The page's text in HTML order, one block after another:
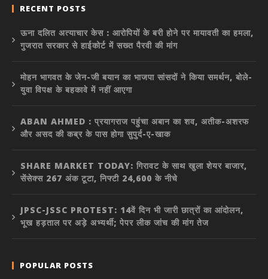
RECENT POSTS
ऊना दलित अत्याचार केस : आरोपियों के बरी होने पर मायावती का हमला,
गुजरात सरकार से हाईकोर्ट में सख्त पैरवी की मांग
मोहन भागवत के जेन-जी बयान का भाजपा सांसदों ने किया समर्थन, बोले-
युवा विपक्ष के बहकावे में नहीं आएगा
ABAN AHMED : प्रयागराज पहुंचा अबान का शव, अतीक-अशरफ
और असद की कब्र के पास होगा सुपुर्द-ए-खाक
SHARE MARKET TODAY: गिरावट के साथ खुला शेयर बाजार,
सेंसेक्स 267 अंक टूटा, निफ्टी 24,600 के नीचे
JPSC-JSSC PROTEST: 14वें दिन भी जारी छात्रों का आंदोलन,
भूख हड़ताल पर अड़े अभ्यर्थी; पेपर लीक जांच की मांग तेज
POPULAR POSTS